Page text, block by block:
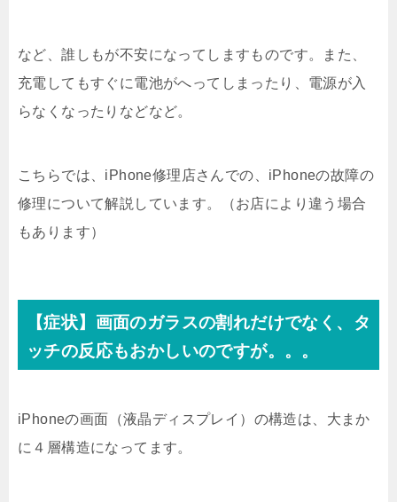
など、誰しもが不安になってしますものです。また、
充電してもすぐに電池がへってしまったり、電源が入
らなくなったりなどなど。
こちらでは、iPhone修理店さんでの、iPhoneの故障の
修理について解説しています。（お店により違う場合
もあります）
【症状】画面のガラスの割れだけでなく、タ
ッチの反応もおかしいのですが。。。
iPhoneの画面（液晶ディスプレイ）の構造は、大まか
に４層構造になってます。